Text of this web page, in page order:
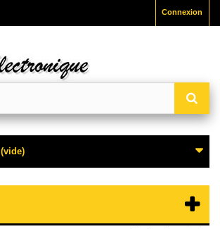
Connexion
(vide)